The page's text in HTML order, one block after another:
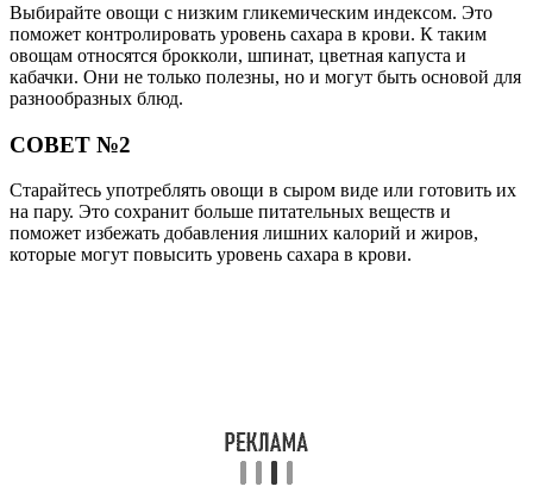
Выбирайте овощи с низким гликемическим индексом. Это
поможет контролировать уровень сахара в крови. К таким
овощам относятся брокколи, шпинат, цветная капуста и
кабачки. Они не только полезны, но и могут быть основой для
разнообразных блюд.
СОВЕТ №2
Старайтесь употреблять овощи в сыром виде или готовить их
на пару. Это сохранит больше питательных веществ и
поможет избежать добавления лишних калорий и жиров,
которые могут повысить уровень сахара в крови.